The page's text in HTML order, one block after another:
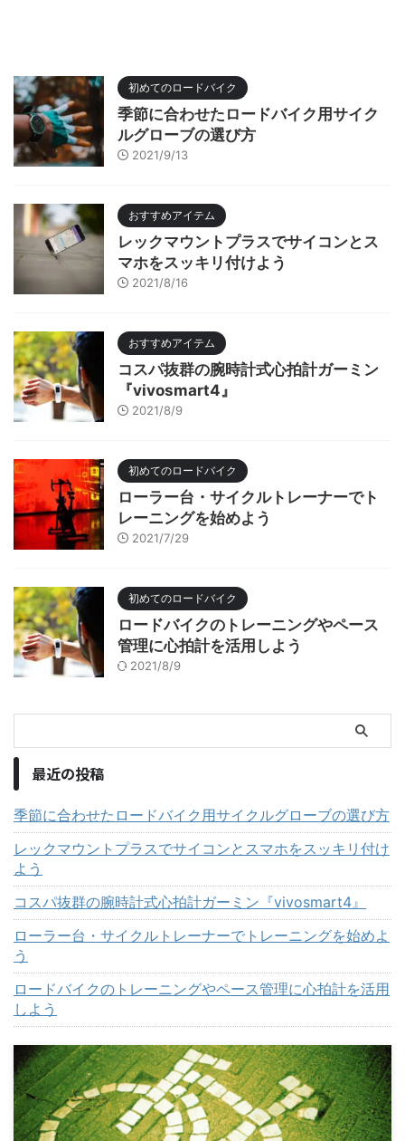
初めてのロードバイク
季節に合わせたロードバイク用サイク
ルグローブの選び方
2021/9/13
おすすめアイテム
レックマウントプラスでサイコンとス
マホをスッキリ付けよう
2021/8/16
おすすめアイテム
コスパ抜群の腕時計式心拍計ガーミン
『vivosmart4』
2021/8/9
初めてのロードバイク
ローラー台・サイクルトレーナーでト
レーニングを始めよう
2021/7/29
初めてのロードバイク
ロードバイクのトレーニングやペース
管理に心拍計を活用しよう
2021/8/9
最近の投稿
季節に合わせたロードバイク用サイクルグローブの選び方
レックマウントプラスでサイコンとスマホをスッキリ付け
よう
コスパ抜群の腕時計式心拍計ガーミン『vivosmart4』
ローラー台・サイクルトレーナーでトレーニングを始めよ
う
ロードバイクのトレーニングやペース管理に心拍計を活用
しよう